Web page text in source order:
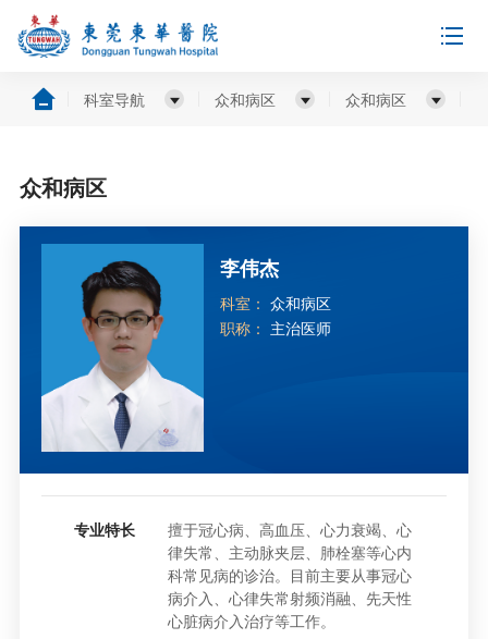
科室导航 众和病区 众和病区
众和病区
李伟杰
科室： 众和病区
职称： 主治医师
专业特长
擅于冠心病、高血压、心力衰竭、心
律失常、主动脉夹层、肺栓塞等心内
科常见病的诊治。目前主要从事冠心
病介入、心律失常射频消融、先天性
心脏病介入治疗等工作。